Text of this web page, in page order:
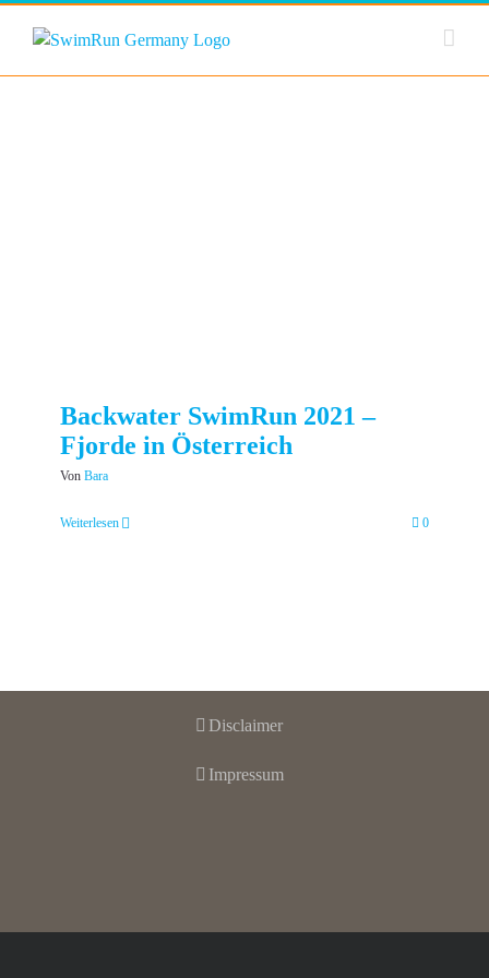
Zum
Inhalt
Backwater SwimRun 2021 –
Fjorde in Österreich
Von Bara
Weiterlesen 0
Disclaimer
Impressum